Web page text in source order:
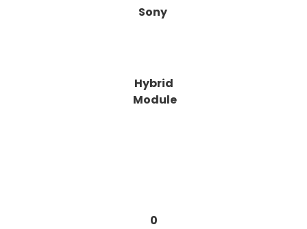
Sony
Hybrid
Module
0